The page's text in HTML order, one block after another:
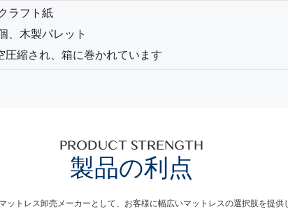
ラフト紙
、木製パレット
圧縮され、箱に巻かれています
PRODUCT STRENGTH
製品の利点
ットレス卸売メーカーとして、お客様に幅広いマットレスの選択肢を提供